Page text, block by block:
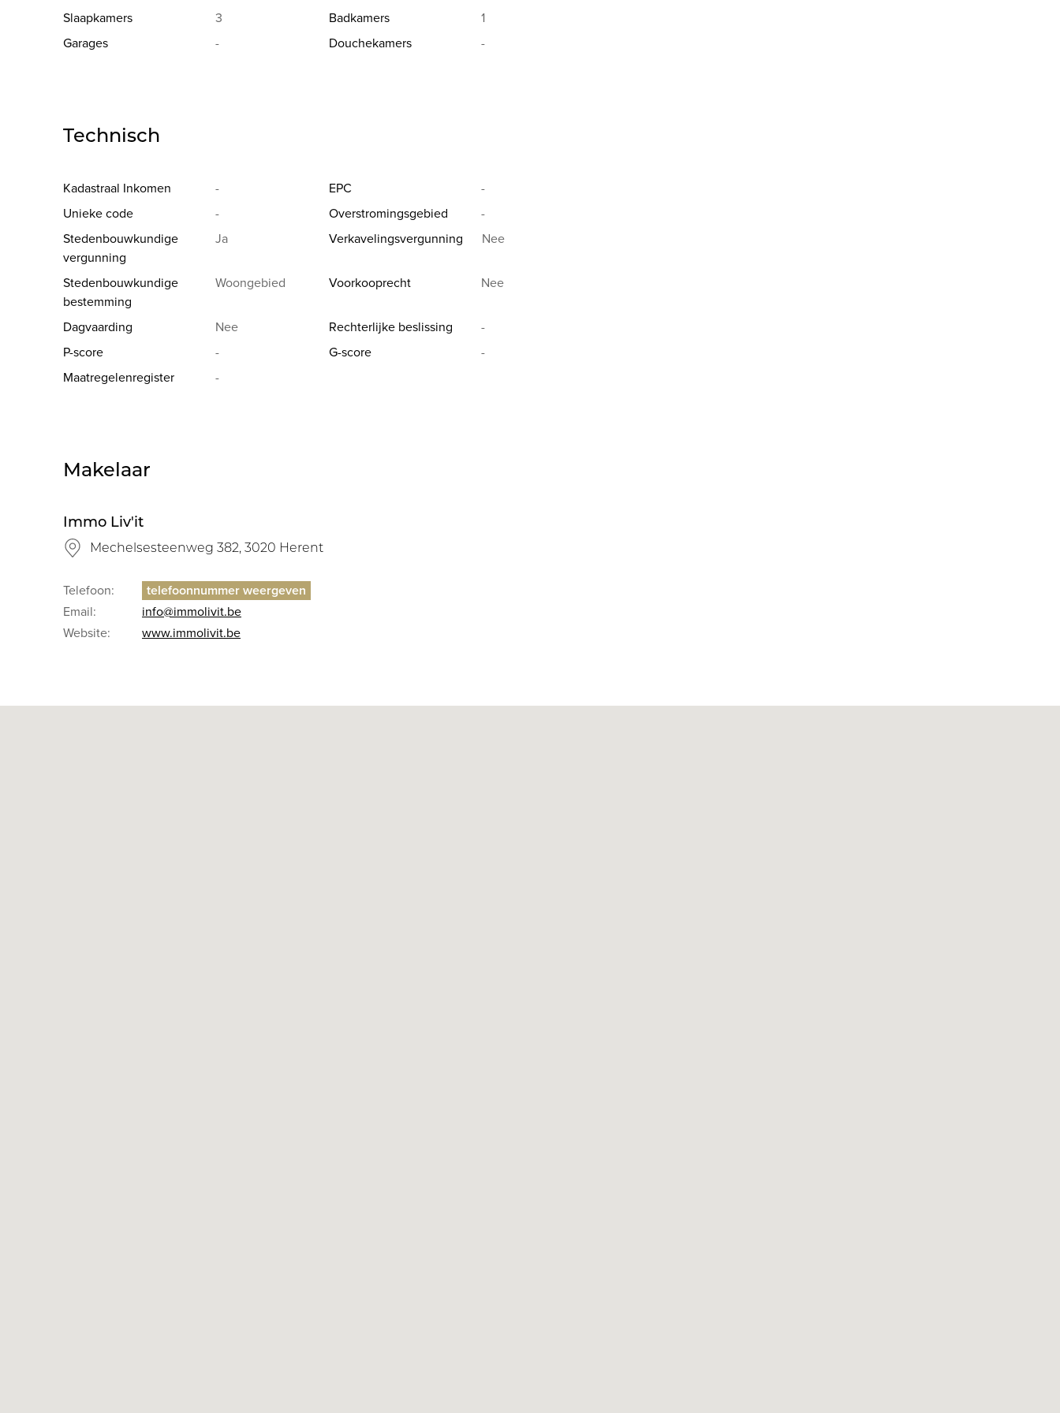
Slaapkamers
3 Badkamers
1
Garages
- Douchekamers -
Technisch
Kadastraal Inkomen - EPC
-
Unieke code
- Overstromingsgebied
-
Stedenbouwkundige
vergunning
Ja Verkavelingsvergunning Nee
Stedenbouwkundige
bestemming
Woongebied Voorkooprecht Nee
Dagvaarding Nee Rechterlijke beslissing
-
P-score
- G-score
-
Maatregelenregister
-
Makelaar
Immo Liv'it
Mechelsesteenweg 382, 3020 Herent
Telefoon:
Email:
info@immolivit.be
Website:
www.immolivit.be